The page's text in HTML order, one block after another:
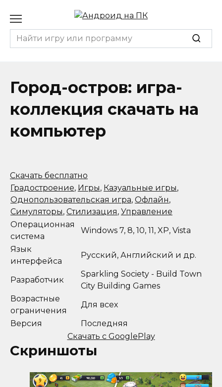
содержанию
Search
for:
Город-остров: игра-
коллекция скачать на
компьютер
Скачать бесплатно
Градостроение, Игры, Казуальные игры,
Однопользовательская игра, Офлайн,
Симуляторы, Стилизация, Управление
Операционная
система
Windows 7, 8, 10, 11, XP, Vista
Язык
интерфейса
Русский, Английский и др.
Разработчик
Sparkling Society - Build Town
City Building Games
Возрастные
ограничения
Для всех
Версия
Последняя
Скачать с GooglePlay
Скриншоты